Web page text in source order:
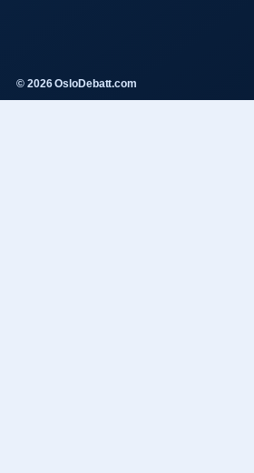
© 2026 OsloDebatt.com